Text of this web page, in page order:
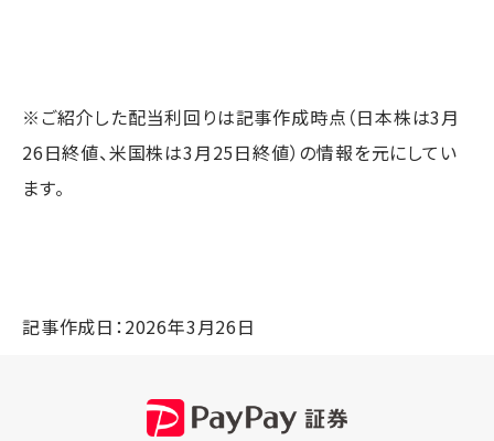
※ご紹介した配当利回りは記事作成時点（日本株は3月
26日終値、米国株は3月25日終値）の情報を元にしてい
ます。
記事作成日：2026年3月26日